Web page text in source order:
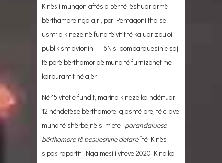
Kinës i mungon aftësia për të lëshuar armë
bërthamore nga ajri, por Pentagoni tha se
ushtria kineze në fund të vitit të kaluar zbuloi
publikisht avionin H-6N si bombarduesin e saj
të parë bërthamor që mund të furnizohet me
karburantit në ajër.
Në 15 vitet e fundit, marina kineze ka ndërtuar
12 nëndetëse bërthamore, gjashtë prej të cilave
mund të shërbejnë si mjete “parandaluese
bërthamore të besueshme detare”të Kinës,
sipas raportit. Nga mesi i viteve 2020 Kina ka